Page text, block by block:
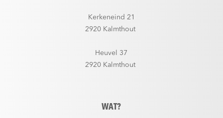
Kerkeneind 21
2920 Kalmthout
Heuvel 37
2920 Kalmthout
WAT?